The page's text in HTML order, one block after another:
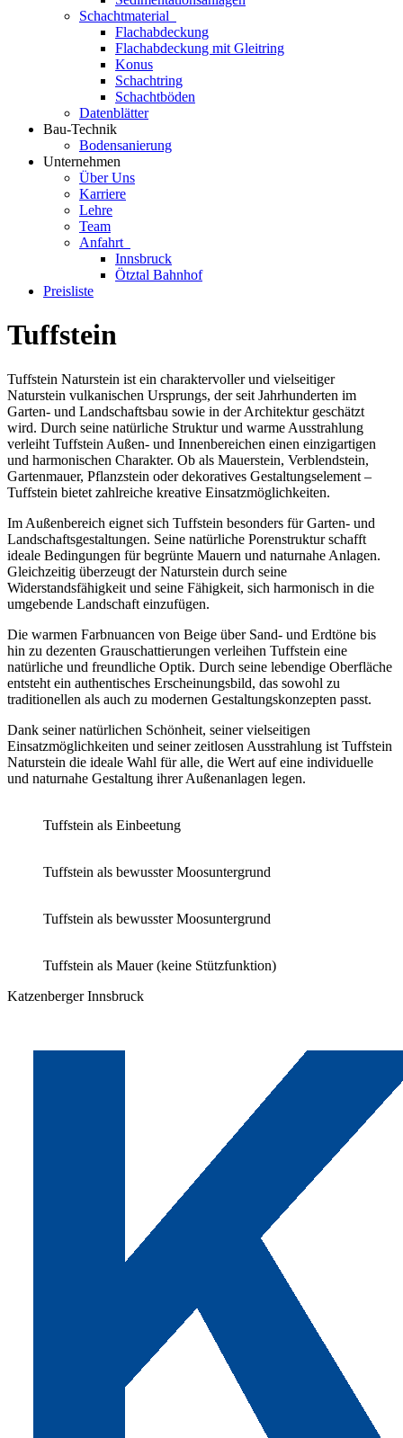
Schachtmaterial
Flachabdeckung
Flachabdeckung mit Gleitring
Konus
Schachtring
Schachtböden
Datenblätter
Bau-Technik
Bodensanierung
Unternehmen
Über Uns
Karriere
Lehre
Team
Anfahrt
Innsbruck
Ötztal Bahnhof
Preisliste
Tuffstein
Tuffstein Naturstein ist ein charaktervoller und vielseitiger
Naturstein vulkanischen Ursprungs, der seit Jahrhunderten im
Garten- und Landschaftsbau sowie in der Architektur geschätzt
wird. Durch seine natürliche Struktur und warme Ausstrahlung
verleiht Tuffstein Außen- und Innenbereichen einen einzigartigen
und harmonischen Charakter. Ob als Mauerstein, Verblendstein,
Gartenmauer, Pflanzstein oder dekoratives Gestaltungselement –
Tuffstein bietet zahlreiche kreative Einsatzmöglichkeiten.
Im Außenbereich eignet sich Tuffstein besonders für Garten- und
Landschaftsgestaltungen. Seine natürliche Porenstruktur schafft
ideale Bedingungen für begrünte Mauern und naturnahe Anlagen.
Gleichzeitig überzeugt der Naturstein durch seine
Widerstandsfähigkeit und seine Fähigkeit, sich harmonisch in die
umgebende Landschaft einzufügen.
Die warmen Farbnuancen von Beige über Sand- und Erdtöne bis
hin zu dezenten Grauschattierungen verleihen Tuffstein eine
natürliche und freundliche Optik. Durch seine lebendige Oberfläche
entsteht ein authentisches Erscheinungsbild, das sowohl zu
traditionellen als auch zu modernen Gestaltungskonzepten passt.
Dank seiner natürlichen Schönheit, seiner vielseitigen
Einsatzmöglichkeiten und seiner zeitlosen Ausstrahlung ist Tuffstein
Naturstein die ideale Wahl für alle, die Wert auf eine individuelle
und naturnahe Gestaltung ihrer Außenanlagen legen.
Tuffstein als Einbeetung
Tuffstein als bewusster Moosuntergrund
Tuffstein als bewusster Moosuntergrund
Tuffstein als Mauer (keine Stützfunktion)
Katzenberger Innsbruck